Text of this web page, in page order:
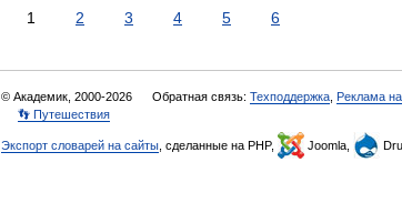
1 2 3 4 5 6
© Академик, 2000-2026 Обратная связь: Техподдержка Реклама
👣 Путешествия
Экспорт словарей на сайты , сделанные на PHP, Joomla,